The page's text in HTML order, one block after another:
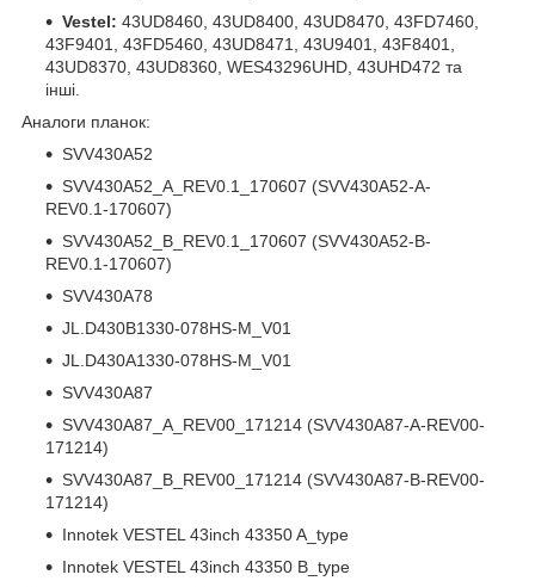
Vestel: 43UD8460, 43UD8400, 43UD8470, 43FD7460,
43F9401, 43FD5460, 43UD8471, 43U9401, 43F8401,
43UD8370, 43UD8360, WES43296UHD, 43UHD472 та
інші.
Аналоги планок:
SVV430A52
SVV430A52_A_REV0.1_170607 (SVV430A52-A-
REV0.1-170607)
SVV430A52_B_REV0.1_170607 (SVV430A52-B-
REV0.1-170607)
SVV430A78
JL.D430B1330-078HS-M_V01
JL.D430A1330-078HS-M_V01
SVV430A87
SVV430A87_A_REV00_171214 (SVV430A87-A-REV00-
171214)
SVV430A87_B_REV00_171214 (SVV430A87-B-REV00-
171214)
Innotek VESTEL 43inch 43350 A_type
Innotek VESTEL 43inch 43350 B_type